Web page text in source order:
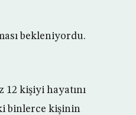
bekleniyordu.
kişiyi hayatını
binlerce kişinin